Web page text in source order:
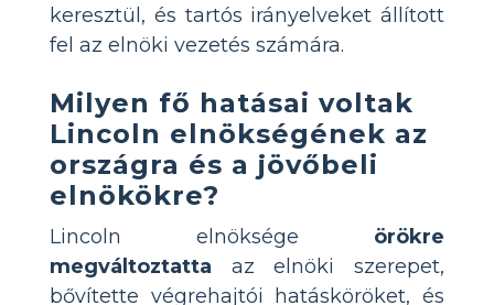
keresztül, és tartós irányelveket állított
fel az elnöki vezetés számára.
Milyen fő hatásai voltak
Lincoln elnökségének az
országra és a jövőbeli
elnökökre?
Lincoln elnöksége örökre
megváltoztatta az elnöki szerepet,
bővítette végrehajtói hatásköröket, és